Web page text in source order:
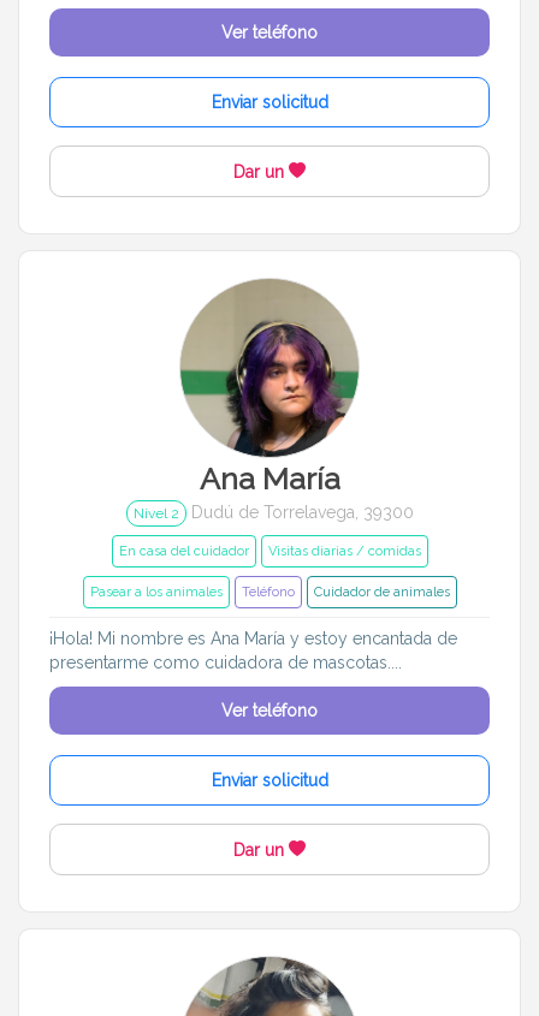
Idiomas del dudú
Cerrar
Ver teléfono
Enviar solicitud
Dar un
Ana María
Nivel 2 Dudú de Torrelavega, 39300
En casa del cuidador Visitas diarias / comidas
Pasear a los animales Teléfono Cuidador de animales
¡Hola! Mi nombre es Ana María y estoy encantada de
presentarme como cuidadora de mascotas....
Ver teléfono
Enviar solicitud
Dar un